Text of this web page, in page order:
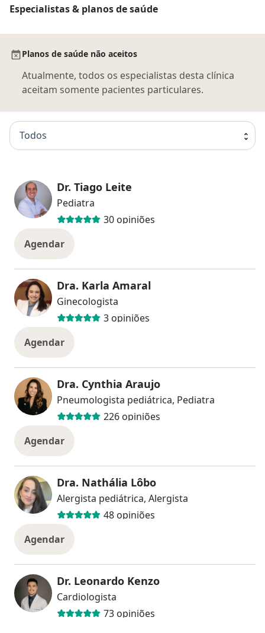
Especialistas & planos de saúde
Planos de saúde não aceitos
Atualmente, todos os especialistas desta clínica
aceitam somente pacientes particulares.
Todos
Dr. Tiago Leite
Pediatra
30 opiniões
Agendar
Dra. Karla Amaral
Ginecologista
3 opiniões
Agendar
Dra. Cynthia Araujo
Pneumologista pediátrica, Pediatra
226 opiniões
Agendar
Dra. Nathália Lôbo
Alergista pediátrica, Alergista
48 opiniões
Agendar
Dr. Leonardo Kenzo
Cardiologista
73 opiniões